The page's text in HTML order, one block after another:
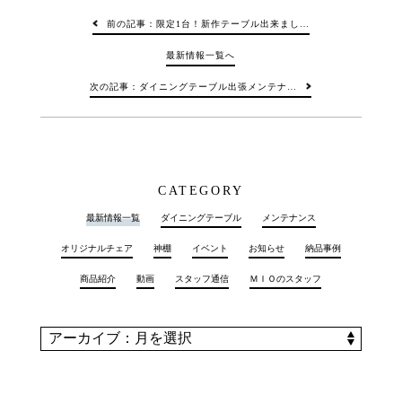
前の記事：限定1台！新作テーブル出来まし…
最新情報一覧へ
次の記事：ダイニングテーブル出張メンテナ…
CATEGORY
最新情報一覧 ダイニングテーブル メンテナンス
オリジナルチェア 神棚 イベント お知らせ 納品事例
商品紹介 動画 スタッフ通信 ＭＩＯのスタッフ